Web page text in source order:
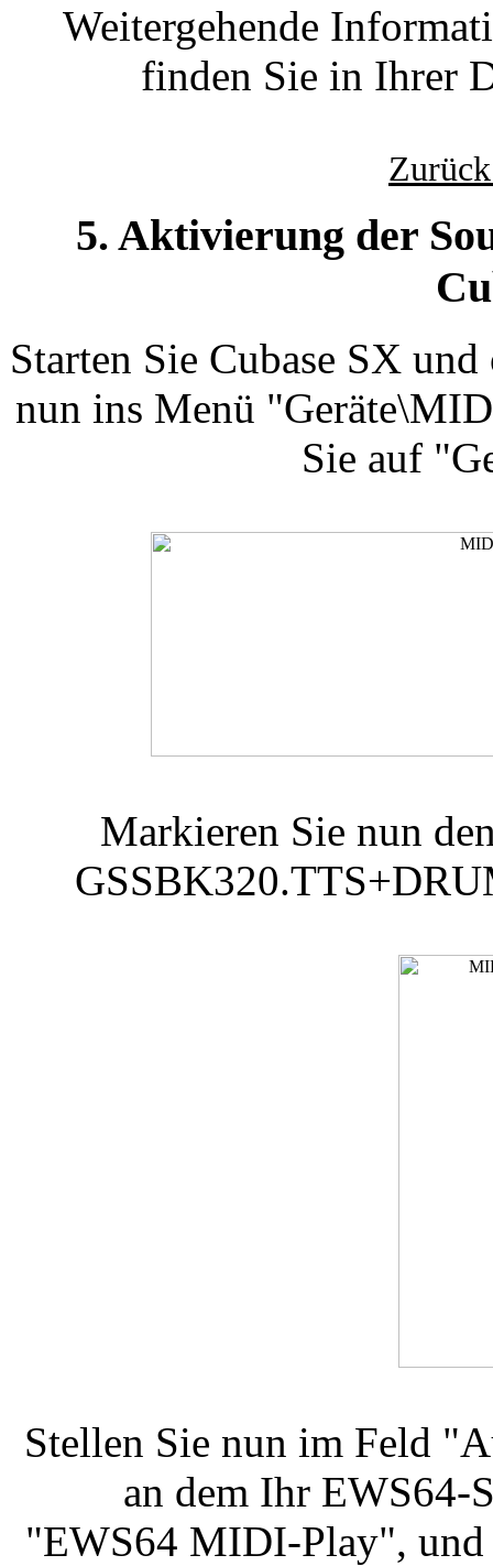
Weitergehende
finden Sie in Ihrer
5. Aktivierung der
Starten Sie Cubase SX
nun ins Menü
Sie auf
Markieren Sie nun
Stellen Sie nun im Feld
an dem Ihr EWS64-
"EWS64 MIDI-Play", und